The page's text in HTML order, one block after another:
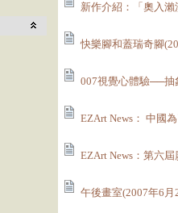
新作介紹：「奧入
快樂腳和蓋瑞奇腳
007視覺心體驗──抽
EZArt News： 中國
EZArt News：第六
午後畫室(2007年6月